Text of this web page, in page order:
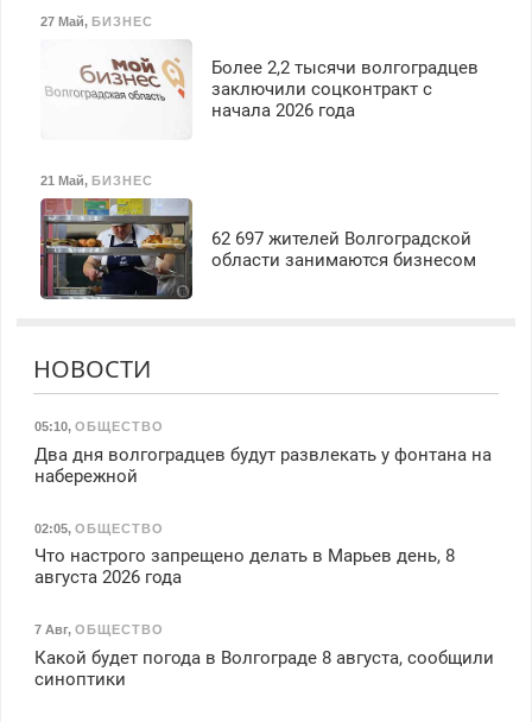
27 Май, БИЗНЕС
Более 2,2 тысячи волгоградцев
заключили соцконтракт с
начала 2026 года
21 Май, БИЗНЕС
62 697 жителей Волгоградской
области занимаются бизнесом
НОВОСТИ
05:10, ОБЩЕСТВО
Два дня волгоградцев будут развлекать у фонтана на
набережной
02:05, ОБЩЕСТВО
Что настрого запрещено делать в Марьев день, 8
августа 2026 года
7 Авг, ОБЩЕСТВО
Какой будет погода в Волгограде 8 августа, сообщили
синоптики